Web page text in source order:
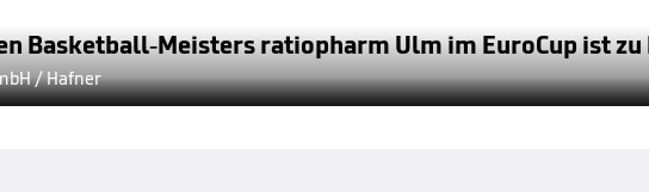
Basketball-Meisters ratiopharm Ulm im EuroCup ist zu
/ Hafner